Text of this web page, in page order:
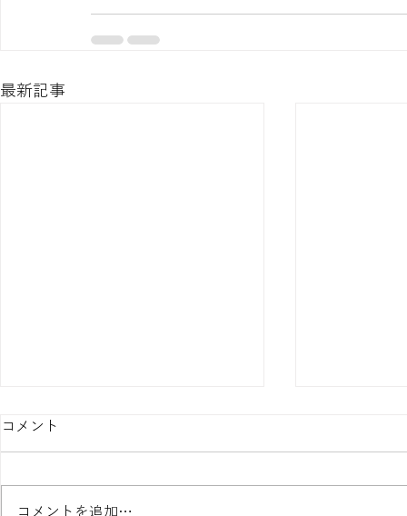
最新記事
コメント
コメントを追加…